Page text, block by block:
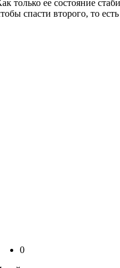
только ее состояние
спасти второго, то
0